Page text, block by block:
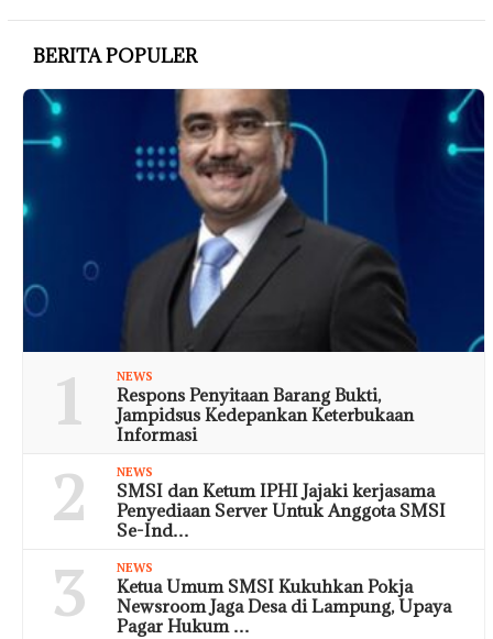
BERITA POPULER
1 NEWS
Respons Penyitaan Barang Bukti,
Jampidsus Kedepankan Keterbukaan
Informasi
2 NEWS
SMSI dan Ketum IPHI Jajaki kerjasama
Penyediaan Server Untuk Anggota SMSI
Se-Ind…
3 NEWS
Ketua Umum SMSI Kukuhkan Pokja
Newsroom Jaga Desa di Lampung, Upaya
Pagar Hukum …